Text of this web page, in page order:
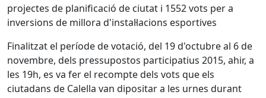
projectes de planificació de ciutat i 1552 vots per a
inversions de millora d'instal·lacions esportives
Finalitzat el període de votació, del 19 d'octubre al 6 de
novembre, dels pressupostos participatius 2015, ahir, a
les 19h, es va fer el recompte dels vots que els
ciutadans de Calella van dipositar a les urnes durant